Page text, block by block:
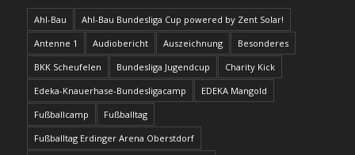
Ahl-Bau
Ahl-Bau Bundesliga Cup powered by Zent Solar!
Antenne 1
Audiobericht Auszeichnung
Besonderes
BKK Scheufelen
Bundesliga Jugendcup
Charity Kick
Edeka-Knauerhase-Bundesligacamp
EDEKA Mangold
Fußballcamp
Fußballtag
Fußballtag Erdinger Arena Oberstdorf